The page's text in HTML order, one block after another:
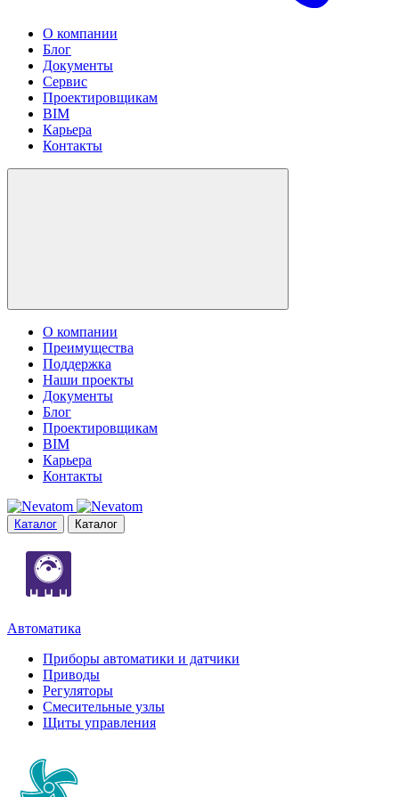
О компании
Блог
Документы
Сервис
Проектировщикам
BIM
Карьера
Контакты
О компании
Преимущества
Поддержка
Наши проекты
Документы
Блог
Проектировщикам
BIM
Карьера
Контакты
Каталог Каталог
Автоматика
Приборы автоматики и датчики
Приводы
Регуляторы
Смесительные узлы
Щиты управления